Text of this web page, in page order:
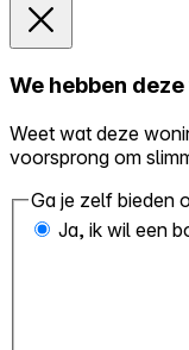
We hebben
Weet wat deze
voorsprong om
Ga je zelf bieden
Ja, ik wil een